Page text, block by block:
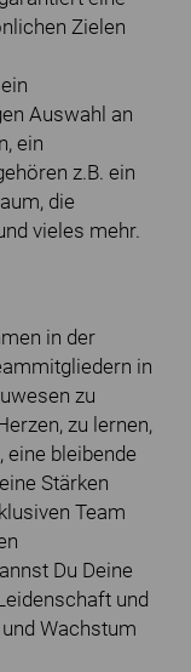
Zielen
Auswahl an
ein
z.B. ein
die
vieles mehr.
in der
in
zu
zu lernen,
eine bleibende
Stärken
Team
Du Deine
und
Wachstum